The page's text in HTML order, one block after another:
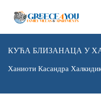
КУЋА БЛИЗАНАЦА У
Ханиоти Касандра